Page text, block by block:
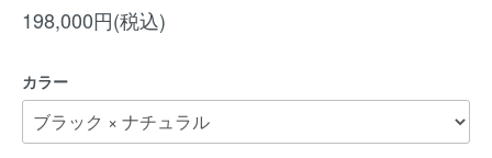
198,000円(税込)
カラー